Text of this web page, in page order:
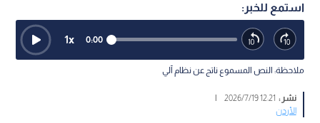
استمع للخبر:
0:00
1x
ملاحظة: النص المسموع ناتج عن نظام آلي
نشر : 12:21 2026/7/19
|
الأردن